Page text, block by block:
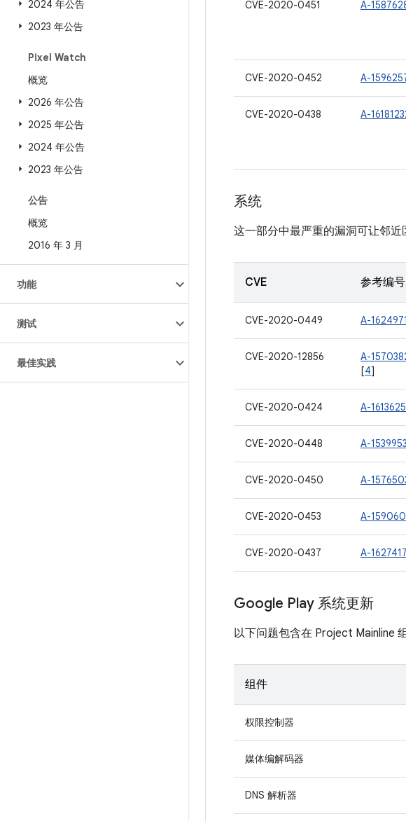
2024 年公告
2023 年公告
Pixel Watch
概览
2026 年公告
2025 年公告
2024 年公告
2023 年公告
公告
概览
2016 年 3 月
功能
测试
最佳实践
CVE-2020-0451 A-
CVE-2020-0452 A-
CVE-2020-0438 A-
系统
这一部分中最严重的漏洞可让邻近
CVE 参考编号
CVE-2020-0449 A-
CVE-2020-12856 A-
[4]
CVE-2020-0424 A-
CVE-2020-0448 A-
CVE-2020-0450 A-
CVE-2020-0453 A-
CVE-2020-0437 A-
Google Play 系统更新
以下问题包含在 Project Mainline
组件
权限控制器
媒体编解码器
DNS 解析器